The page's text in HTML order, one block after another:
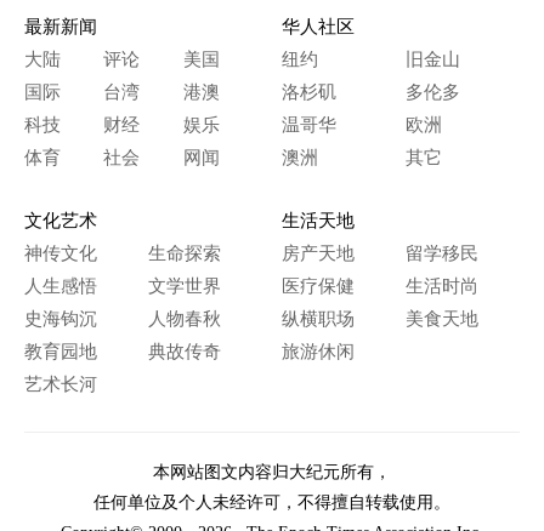
最新新闻
大陆
评论
美国
国际
台湾
港澳
科技
财经
娱乐
体育
社会 网闻
华人社区
纽约
旧金山
洛杉矶
多伦多
温哥华
欧洲
澳洲
其它
文化艺术
神传文化
生命探索
人生感悟
文学世界
史海钩沉
人物春秋
教育园地
典故传奇
艺术长河
生活天地
房产天地
留学移民
医疗保健
生活时尚
纵横职场
美食天地
旅游休闲
本网站图文内容归大纪元所有，
任何单位及个人未经许可，不得擅自转载使用。